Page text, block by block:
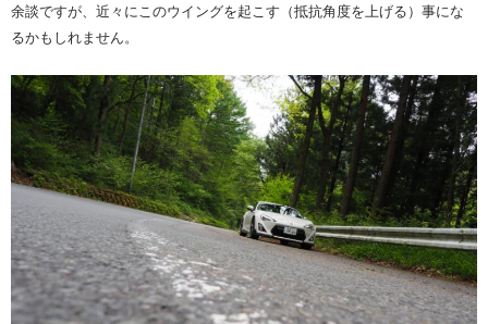
余談ですが、近々にこのウイングを起こす（抵抗角度を上げる）事にな
るかもしれません。